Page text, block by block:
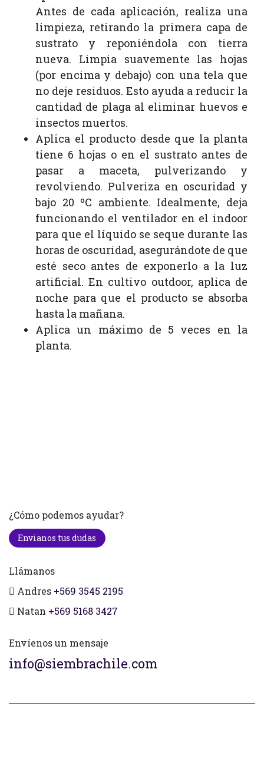
Antes de cada aplicación, realiza una
limpieza, retirando la primera capa de
sustrato y reponiéndola con tierra
nueva. Limpia suavemente las hojas
(por encima y debajo) con una tela que
no deje residuos. Esto ayuda a reducir la
cantidad de plaga al eliminar huevos e
insectos muertos.
Aplica el producto desde que la planta
tiene 6 hojas o en el sustrato antes de
pasar a maceta, pulverizando y
revolviendo. Pulveriza en oscuridad y
bajo 20 ºC ambiente. Idealmente, deja
funcionando el ventilador en el indoor
para que el líquido se seque durante las
horas de oscuridad, asegurándote de que
esté seco antes de exponerlo a la luz
artificial. En cultivo outdoor, aplica de
noche para que el producto se absorba
hasta la mañana.
Aplica un máximo de 5 veces en la
planta.
¿Cómo podemos ayudar?
Envianos tus dudas
Llámanos
Andres +569 3545 2195
Natan +569 5168 3427
Envíenos un mensaje
info@siembrachile.com